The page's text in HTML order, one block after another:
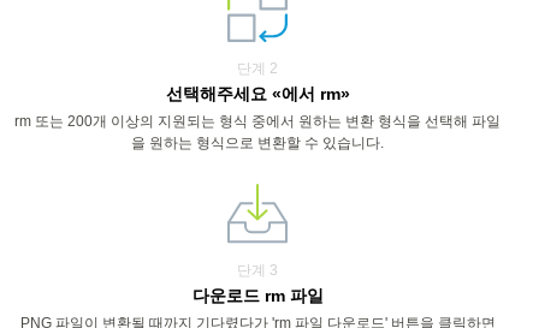
단계 2
선택해주세요 «에서 rm»
rm 또는 200개 이상의 지원되는 형식 중에서 원하는 변환 형식을 선택해 파일
을 원하는 형식으로 변환할 수 있습니다.
단계 3
다운로드 rm 파일
PNG 파일이 변환될 때까지 기다렸다가 'rm 파일 다운로드' 버튼을 클릭하면